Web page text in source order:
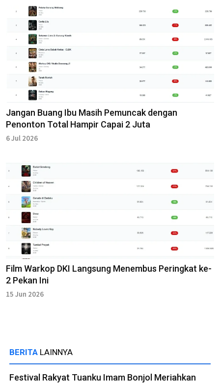
Jangan Buang Ibu Masih Pemuncak dengan
Penonton Total Hampir Capai 2 Juta
6 Jul 2026
Film Warkop DKI Langsung Menembus Peringkat ke-
2 Pekan Ini
15 Jun 2026
BERITA LAINNYA
Festival Rakyat Tuanku Imam Bonjol Meriahkan